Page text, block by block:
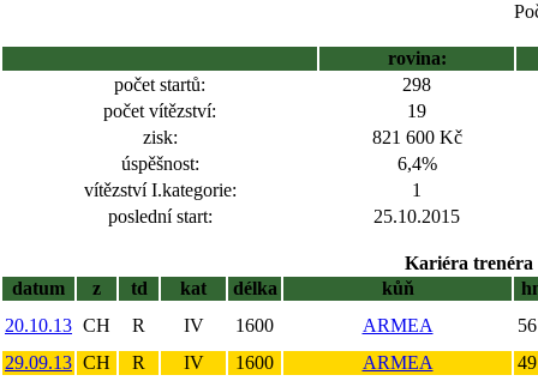
rovina:
počet startů:
298
počet vítězství:
19
zisk:
821 600 Kč
úspěšnost:
6,4%
vítězství I.kategorie:
1
poslední start:
25.10.2015
Kariéra trenéra
datum
z td kat délka kůň
20.10.13 CH R IV 1600 ARMEA
29.09.13 CH R IV 1600 ARMEA